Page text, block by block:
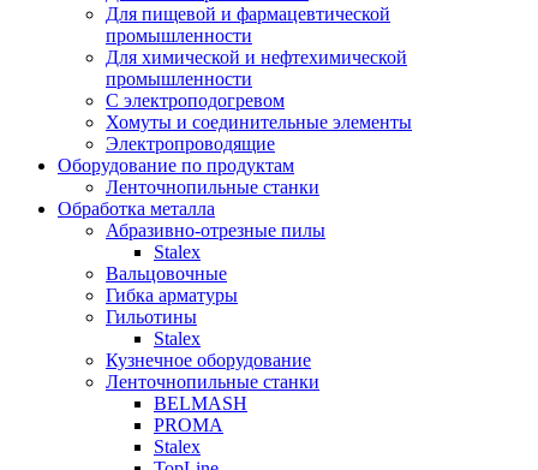
Для пищевой и фармацевтической
промышленности
Для химической и нефтехимической
промышленности
С электроподогревом
Хомуты и соединительные элементы
Электропроводящие
Оборудование по продуктам
Ленточнопильные станки
Обработка металла
Абразивно-отрезные пилы
Stalex
Вальцовочные
Гибка арматуры
Гильотины
Stalex
Кузнечное оборудование
Ленточнопильные станки
BELMASH
PROMA
Stalex